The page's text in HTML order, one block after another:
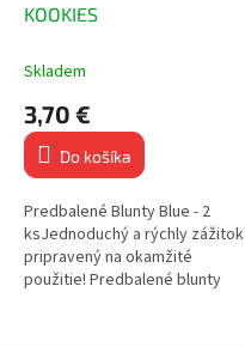
KOOKIES
Skladem
3,70 €
Do košíka
Predbalené Blunty Blue - 2
ksJednoduchý a rýchly zážitok
pripravený na okamžité
použitie! Predbalené blunty